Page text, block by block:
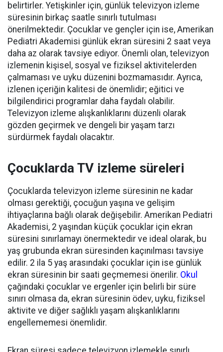
belirtirler. Yetişkinler için, günlük televizyon izleme
süresinin birkaç saatle sınırlı tutulması
önerilmektedir. Çocuklar ve gençler için ise, Amerikan
Pediatri Akademisi günlük ekran süresini 2 saat veya
daha az olarak tavsiye ediyor. Önemli olan, televizyon
izlemenin kişisel, sosyal ve fiziksel aktivitelerden
çalmaması ve uyku düzenini bozmamasıdır. Ayrıca,
izlenen içeriğin kalitesi de önemlidir; eğitici ve
bilgilendirici programlar daha faydalı olabilir.
Televizyon izleme alışkanlıklarını düzenli olarak
gözden geçirmek ve dengeli bir yaşam tarzı
sürdürmek faydalı olacaktır.
Çocuklarda TV izleme süreleri
Çocuklarda televizyon izleme süresinin ne kadar
olması gerektiği, çocuğun yaşına ve gelişim
ihtiyaçlarına bağlı olarak değişebilir. Amerikan Pediatri
Akademisi, 2 yaşından küçük çocuklar için ekran
süresini sınırlamayı önermektedir ve ideal olarak, bu
yaş grubunda ekran süresinden kaçınılması tavsiye
edilir. 2 ila 5 yaş arasındaki çocuklar için ise günlük
ekran süresinin bir saati geçmemesi önerilir. Okul
çağındaki çocuklar ve ergenler için belirli bir süre
sınırı olmasa da, ekran süresinin ödev, uyku, fiziksel
aktivite ve diğer sağlıklı yaşam alışkanlıklarını
engellememesi önemlidir.